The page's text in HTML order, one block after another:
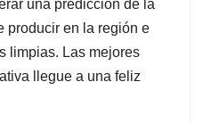
una predicción de la
producir en la región e
limpias. Las mejores
llegue a una feliz